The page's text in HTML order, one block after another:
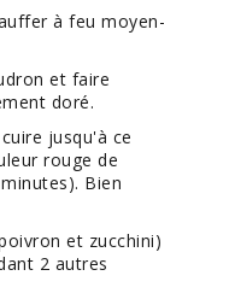
à feu moyen-
et faire
doré.
jusqu'à ce
rouge de
Bien
et zucchini)
2 autres